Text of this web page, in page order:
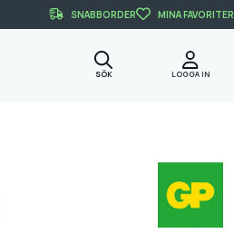
SNABBORDER MINA FAVORITER
SÖK LOGGA IN